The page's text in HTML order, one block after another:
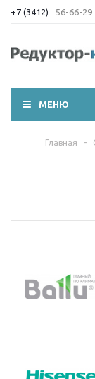
+7 (3412) 56-66-29
МЕНЮ
Главная -